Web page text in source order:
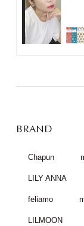
BRAND
Chapun
LILY ANNA
feliamo
LILMOON